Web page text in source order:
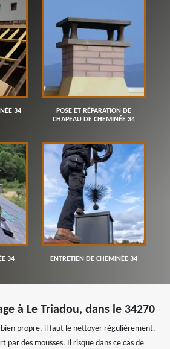
34
POSE ET RÉPARATION DE
CHAPEAU DE CHEMINÉE 34
34 ENTRETIEN DE CHEMINÉE 34
à Le Triadou, dans le 34270
propre, il faut le nettoyer régulièrement.
par des mousses. Il risque dans ce cas de